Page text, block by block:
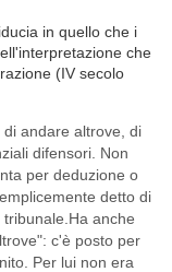
in quello che i
che
(IV secolo
andare altrove, di
difensori. Non
per deduzione o
detto di
anche
c'è posto per
Per lui non era